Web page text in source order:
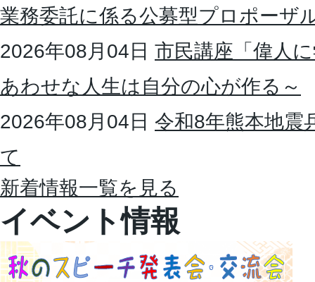
業務委託に係る公募型プロポーザ
2026年08月04日 市民講座「偉人
あわせな人生は自分の心が作る～
2026年08月04日 令和8年熊本地震
て
新着情報一覧を見る
イベント情報
2